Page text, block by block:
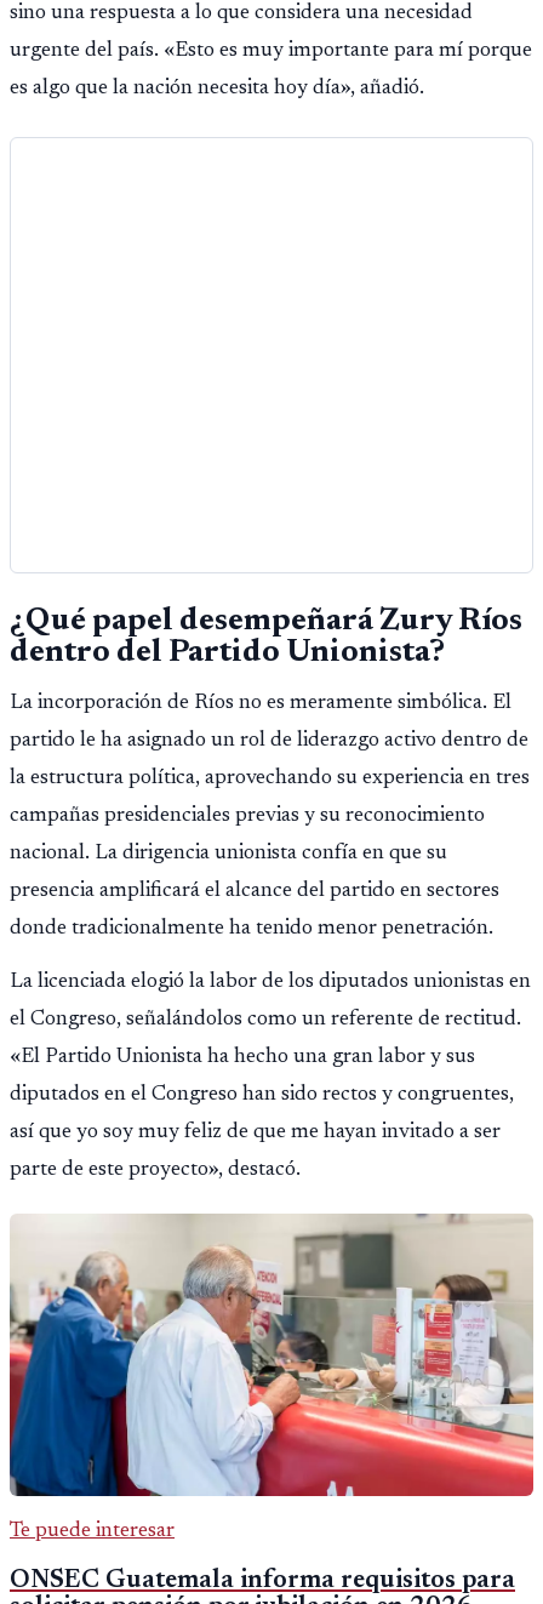
sino una respuesta a lo que considera una necesidad
urgente del país. «Esto es muy importante para mí porque
es algo que la nación necesita hoy día», añadió.
¿Qué papel desempeñará Zury Ríos
dentro del Partido Unionista?
La incorporación de Ríos no es meramente simbólica. El
partido le ha asignado un rol de liderazgo activo dentro de
la estructura política, aprovechando su experiencia en tres
campañas presidenciales previas y su reconocimiento
nacional. La dirigencia unionista confía en que su
presencia amplificará el alcance del partido en sectores
donde tradicionalmente ha tenido menor penetración.
La licenciada elogió la labor de los diputados unionistas en
el Congreso, señalándolos como un referente de rectitud.
«El Partido Unionista ha hecho una gran labor y sus
diputados en el Congreso han sido rectos y congruentes,
así que yo soy muy feliz de que me hayan invitado a ser
parte de este proyecto», destacó.
Te puede interesar
ONSEC Guatemala informa requisitos para